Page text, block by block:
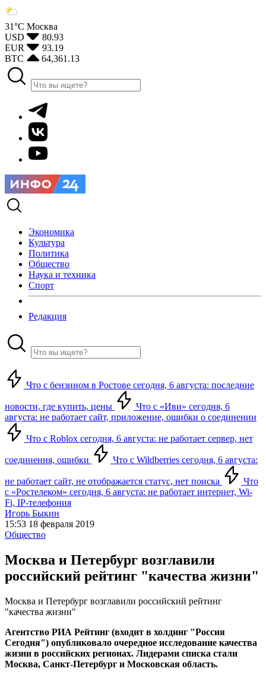
31°С Москва
USD
80.93
EUR
93.19
BTC
64,361.13
Экономика
Культура
Политика
Общество
Наука и техника
Спорт
Редакция
Что с бензином в Ростове сегодня, 6 августа: последние
новости, где купить, цены
Что с «Иви» сегодня, 6
августа: не работает сайт, приложение, ошибки о соединении
Что с Roblox сегодня, 6 августа: не работает сервер, нет
соединения, ошибки Что с Wildberries сегодня, 6 августа:
не работает сайт, не отображается статус, нет поиска
Что
с «Ростелеком» сегодня, 6 августа: не работает интернет, Wi-
Fi, IP-телефония
Игорь Быкин
15:53 18 февраля 2019
Общество
Москва и Петербург возглавили
российский рейтинг "качества жизни"
Москва и Петербург возглавили российский рейтинг
"качества жизни"
Агентство РИА Рейтинг (входит в холдинг "Россия
Сегодня") опубликовало очередное исследование качества
жизни в российских регионах. Лидерами списка стали
Москва, Санкт-Петербург и Московская область.